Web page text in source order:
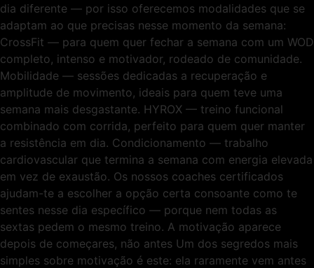
dia diferente — por isso oferecemos modalidades que se
adaptam ao que precisas nesse momento da semana:
CrossFit — para quem quer fechar a semana com um WOD
completo, intenso e motivador, rodeado de comunidade.
Mobilidade — sessões dedicadas a recuperação e
amplitude de movimento, ideais para quem teve uma
semana mais desgastante. HYROX — treino funcional
combinado com corrida, perfeito para quem quer manter
a resistência em dia. Condicionamento — trabalho
cardiovascular que termina a semana com energia elevada
em vez de exaustão. Os nossos coaches certificados
ajudam-te a escolher a opção certa consoante como te
sentes nesse dia específico — porque nem todas as
sextas pedem o mesmo treino. A motivação aparece
depois de começares, não antes Um dos segredos mais
simples sobre motivação é este: ela raramente vem antes